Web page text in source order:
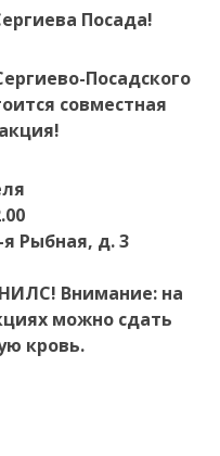
Посада!
Посадского
совместная
я Рыбная, д. 3
Внимание: на
можно сдать
кровь.